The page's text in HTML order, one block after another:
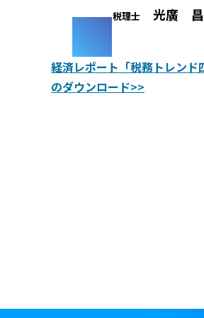
税理士 光廣 昌
経済レポート「税務トレンド
のダウンロード>>